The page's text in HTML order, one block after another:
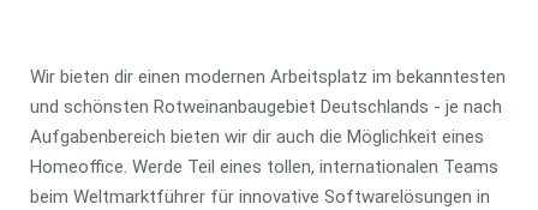
Wir bieten dir einen modernen Arbeitsplatz im bekanntesten
und schönsten Rotweinanbaugebiet Deutschlands - je nach
Aufgabenbereich bieten wir dir auch die Möglichkeit eines
Homeoffice. Werde Teil eines tollen, internationalen Teams
beim Weltmarktführer für innovative Softwarelösungen in